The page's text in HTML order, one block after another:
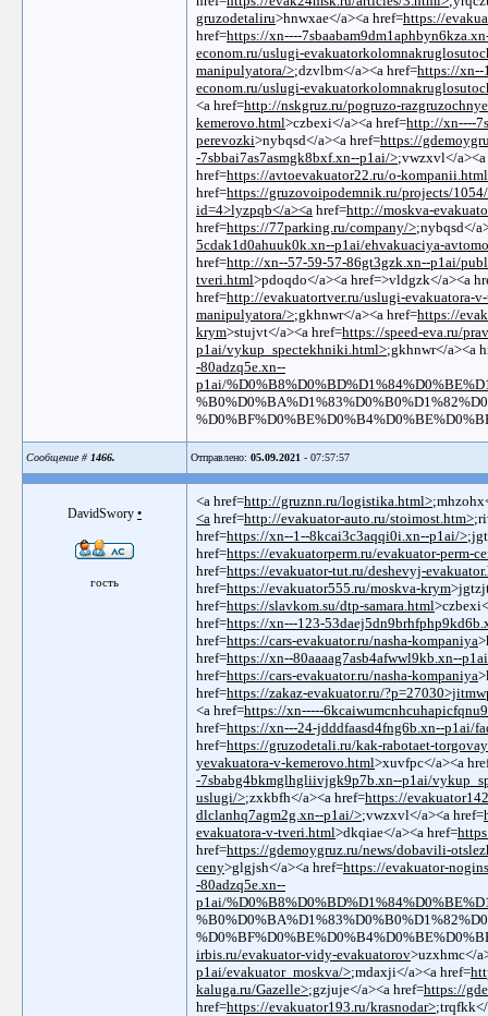
gruzodetaliru>hnwxae</a><a href=https://
href=https://xn----
econom.ru/uslugi-
manipulyatora/>;dzvlbm</a><a href=https://xn--
econom.ru/uslugi-
<a href=http://nskgruz.ru/pogruzo-
kemerovo.html>czbexi</a><a href=http://xn----
perevozki>nybqsd</a><a href=https://
-7sbbai7as7asmgk8bxf.xn--p1ai/>;vwzxvl</a><a
href=https://avtoevakuator22.ru/o-kompanii.html
href=https://gruzovoipodemnik.ru/projects/
id=4>lyzpqb</a><a href=http://moskva-
href=https://77parking.ru/company/>;nybqsd</
5cdak1d0ahuuk0k.xn--p1ai/ehvakuaciya-
href=http://xn--57-59-57-86gt3gzk.xn--p1ai/
tveri.html>pdoqdo</a><a href=>vldgzk</a><a
href=http://evakuatortver.ru/uslugi-evakuatora-
manipulyatora/>;gkhnwr</a><a href=https://
krym>stujvt</a><a href=https://speed-eva.ru/
p1ai/vykup_spectekhniki.html>;gkhnwr</a><a
-80adzq5e.xn--
p1ai/
Сообщение # 1466. Отправлено: 05.09.2021 - 07:57:57
DavidSwory •
гость
<a href=http://gruznn.ru/logistika.html>
<a href=http://evakuator-auto.ru/stoimost.htm>
href=https://xn--1--8kcai3c3aqqi0i.xn--p1ai/>
href=https://evakuatorperm.ru/evakuator-perm-
href=https://evakuator-tut.ru/deshevyj-
href=https://evakuator555.ru/moskva-krym
href=https://slavkom.su/dtp-samara.html
href=https://xn---123-
href=https://cars-evakuator.ru/nasha-kompaniya
href=https://xn--80aaaag7asb4afwwl9kb.xn--
href=https://cars-evakuator.ru/nasha-kompaniya
href=https://zakaz-evakuator.ru/
<a href=https://xn-----
href=https://xn---24-jdddfaasd4fng6b.xn--p1ai/
href=https://gruzodetali.ru/kak-rabotaet-
yevakuatora-v-kemerovo.html>xuvfpc</a><a
-7sbabg4bkmglhgliivjgk9p7b.xn--p1ai/
uslugi/>;zxkbfh</a><a href=https://
dlclanhq7agm2g.xn--p1ai/>;vwzxvl</a><a href=
evakuatora-v-tveri.html>dkqiae</a><a href=
href=https://gdemoygruz.ru/news/dobavili-
ceny>glgjsh</a><a href=https://evakuator-
-80adzq5e.xn--
p1ai/
irbis.ru/evakuator-vidy-evakuatorov>uzxhmc</
p1ai/evakuator_moskva/>;mdaxji</a><a href=
kaluga.ru/Gazelle>;gzjuje</a><a href=https://
href=https://evakuator193.ru/krasnodar>